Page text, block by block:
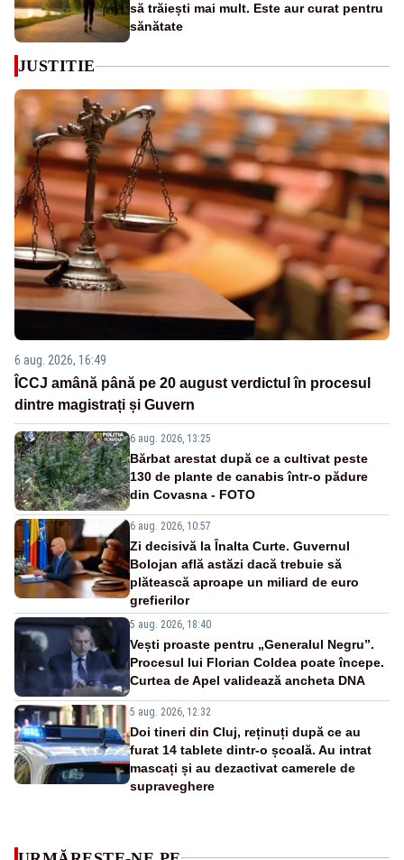
să trăiești mai mult. Este aur curat pentru
sănătate
JUSTITIE
6 aug. 2026, 16:49
ÎCCJ amână până pe 20 august verdictul în procesul
dintre magistrați și Guvern
6 aug. 2026, 13:25
Bărbat arestat după ce a cultivat peste
130 de plante de canabis într-o pădure
din Covasna - FOTO
6 aug. 2026, 10:57
Zi decisivă la Înalta Curte. Guvernul
Bolojan află astăzi dacă trebuie să
plătească aproape un miliard de euro
grefierilor
5 aug. 2026, 18:40
Vești proaste pentru „Generalul Negru”.
Procesul lui Florian Coldea poate începe.
Curtea de Apel validează ancheta DNA
5 aug. 2026, 12:32
Doi tineri din Cluj, reținuți după ce au
furat 14 tablete dintr-o școală. Au intrat
mascați și au dezactivat camerele de
supraveghere